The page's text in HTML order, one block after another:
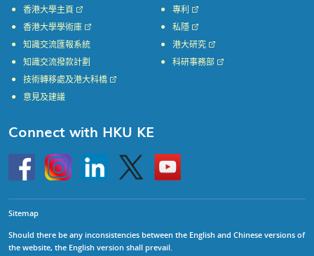
香港大學主頁
香港大學學術庫
知識交流匯報系統
知識交流撥款計劃
專利
私隱
港大研究
科研事務部
技術轉移處及港大科橋
意見及建議
Connect with HKU KE
HKU
InstagramLinkedin Twitter
Go
to
HKU
Sitemap
Should there be any inconsistencies between the English and Chinese versions of
the website, the English version shall prevail.